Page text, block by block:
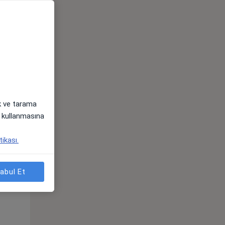
Çar,
12 Ağustos
ve tarama
Et